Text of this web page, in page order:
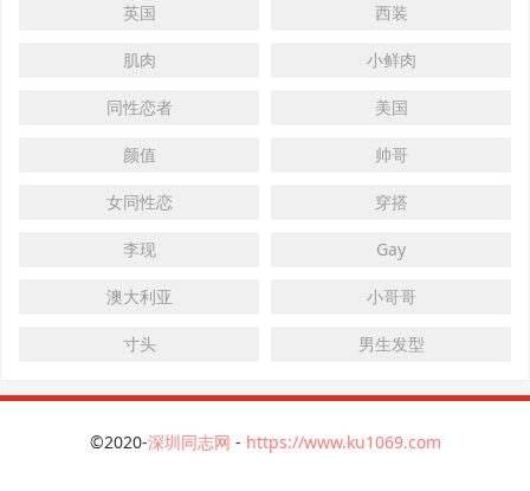
英国 西装
肌肉 小鲜肉
同性恋者 美国
颜值 帅哥
女同性恋 穿搭
李现 Gay
澳大利亚 小哥哥
寸头 男生发型
©2020-深圳同志网 - https://www.ku1069.com